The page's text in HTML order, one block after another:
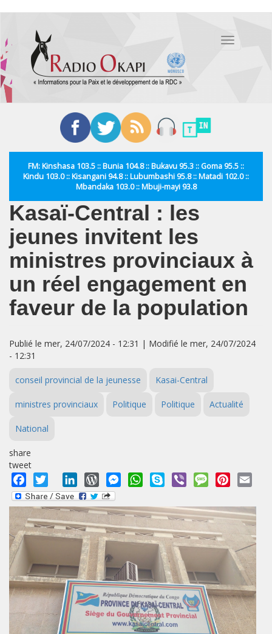
contenu
principal
Toggle
FM: Kinshasa 103.5 :: Bunia 104.8 :: Bukavu 95.3 :: Goma 95.5 ::
Kindu 103.0 :: Kisangani 94.8 :: Lubumbashi 95.8 :: Matadi 102.0 ::
Mbandaka 103.0 :: Mbuji-mayi 93.8
Kasaï-Central : les
jeunes invitent les
ministres provinciaux à
un réel engagement en
faveur de la population
Publié le mer, 24/07/2024 - 12:31 | Modifié le mer, 24/07/2024
- 12:31
conseil provincial de la jeunesse Kasai-Central
ministres provinciaux Politique Politique Actualité
National
share
tweet
Facebook
Twitter LinkedInWordPressMessengerWhatsApp
Skype Viber MessagePinterest